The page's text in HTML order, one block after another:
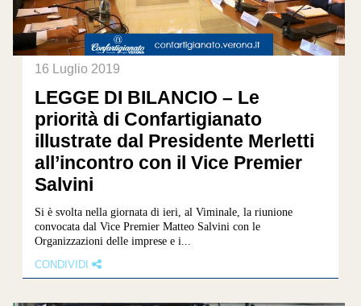
16 Luglio 2019
LEGGE DI BILANCIO – Le
priorità di Confartigianato
illustrate dal Presidente Merletti
all’incontro con il Vice Premier
Salvini
Si è svolta nella giornata di ieri, al Viminale, la riunione
convocata dal Vice Premier Matteo Salvini con le
Organizzazioni delle imprese e i...
CONDIVIDI